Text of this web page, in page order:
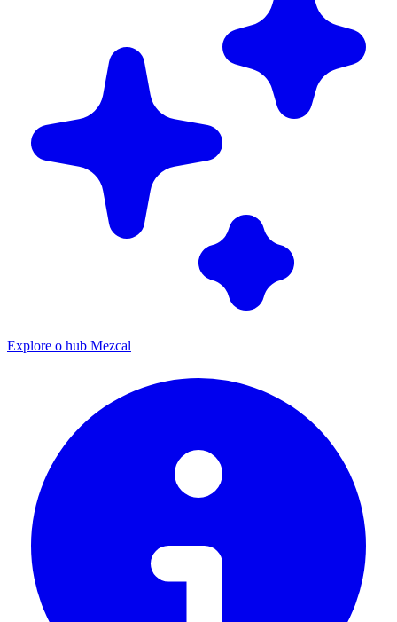
Explore o hub Mezcal